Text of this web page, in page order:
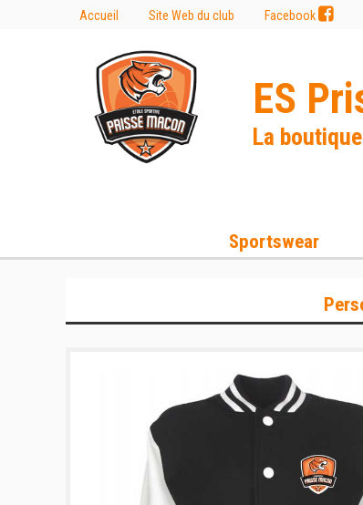
Accueil Site Web du club Facebook
ES
La
Sportswear